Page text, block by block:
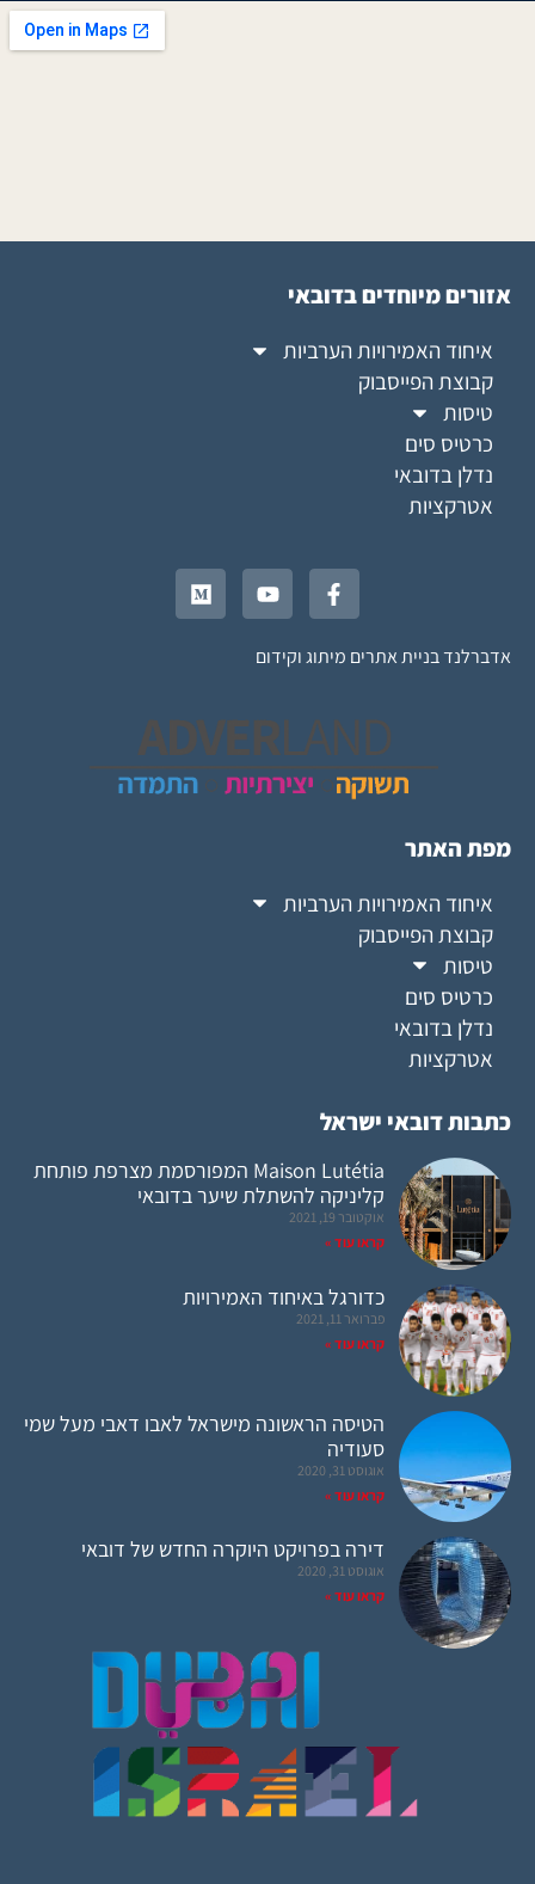
אזורים מיוחדים בדובאי
איחוד האמירויות הערביות
קבוצת הפייסבוק
טיסות
כרטיס סים
נדלן בדובאי
אטרקציות
אדברלנד בניית אתרים מיתוג וקידום
מפת האתר
איחוד האמירויות הערביות
קבוצת הפייסבוק
טיסות
כרטיס סים
נדלן בדובאי
אטרקציות
כתבות דובאי ישראל
Maison Lutétia המפורסמת מצרפת פותחת
קליניקה להשתלת שיער בדובאי
אוקטובר 19, 2021
קראו עוד »
כדורגל באיחוד האמירויות
פברואר 11, 2021
קראו עוד »
הטיסה הראשונה מישראל לאבו דאבי מעל שמי
סעודיה
אוגוסט 31, 2020
קראו עוד »
דירה בפרויקט היוקרה החדש של דובאי
אוגוסט 31, 2020
קראו עוד »